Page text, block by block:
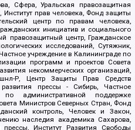
Сфера, Уральская правозащитная
прав человека, Фонд защиты
центр по правам человека,
инициатив и социального
правозащитный центр, Гражданское
исследований, Сутяжник,
учреждение в Калининграде по
программ и проектов Совета
некоммерческих организаций,
Р, Центр Защиты Прав Средств
прессы - Сибирь, Частное
по административной поддержке
Министров Северных Стран, Фонд
контроль, Человек и Закон,
наследия академика Сахарова,
Институт Развития Свободы